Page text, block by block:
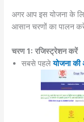
अगर आप इस योजना के
आसान चरणों का पालन
चरण 1: रजिस्ट्रेशन करें
सबसे पहले योजना की